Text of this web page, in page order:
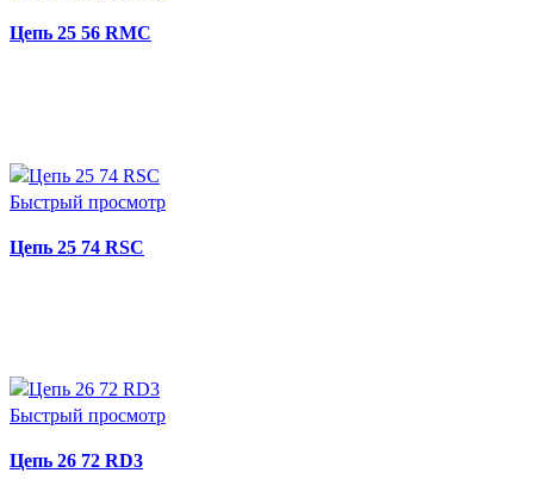
Цепь 25 56 RMC
Быстрый просмотр
Цепь 25 74 RSC
Быстрый просмотр
Цепь 26 72 RD3